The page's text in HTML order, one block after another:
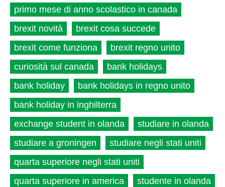
primo mese di anno scolastico in canada
brexit novità
brexit cosa succede
brexit come funziona
brexit regno unito
curiosità sul canada
bank holidays
bank holiday
bank holidays in regno unito
bank holiday in inghilterra
exchange student in olanda
studiare in olanda
studiare a groningen
studiare negli stati uniti
quarta superiore negli stati uniti
quarta superiore in america
studente in olanda